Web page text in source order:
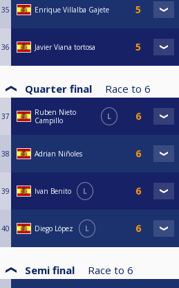
35 Enrique Villalba Gajete
36 Javier Viana tortosa
Quarter final Race to 6
37
Ruben Nieto
Campillo
L
38 Adrian Niñoles
39 Ivan Benito L
40 Diego López L
Semi final Race to 6